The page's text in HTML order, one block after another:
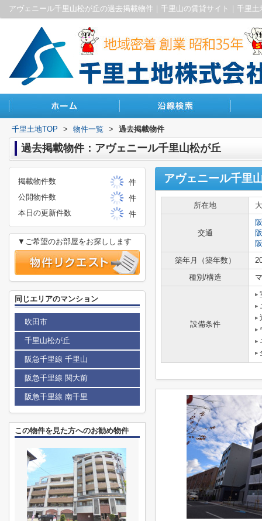
アヴェニール千里山松が丘の過去掲載物件｜千里山の賃貸サイト｜千里土
千里土地TOP > 物件一覧 > 過去掲載物件
過去掲載物件：アヴェニール千里山松が丘
アヴェニール千里
所在地
交通
築年月（築年数）
種別/構造
設備条件
掲載物件数
件
公開物件数
件
本日の更新件数
件
▼ご希望のお部屋をお探しします
同じエリアのマンション
吹田市
千里山松が丘
阪急千里線 千里山
阪急千里線 関大前
阪急千里線 南千里
この物件を見た方へのお勧め物件